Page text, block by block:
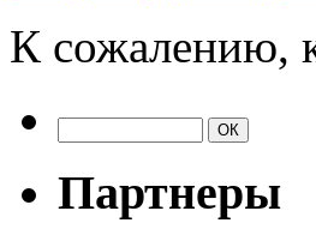
К сожалению,
Партнеры